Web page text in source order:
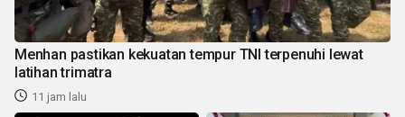
Menhan pastikan kekuatan tempur TNI terpenuhi lewat
latihan trimatra
11 jam lalu